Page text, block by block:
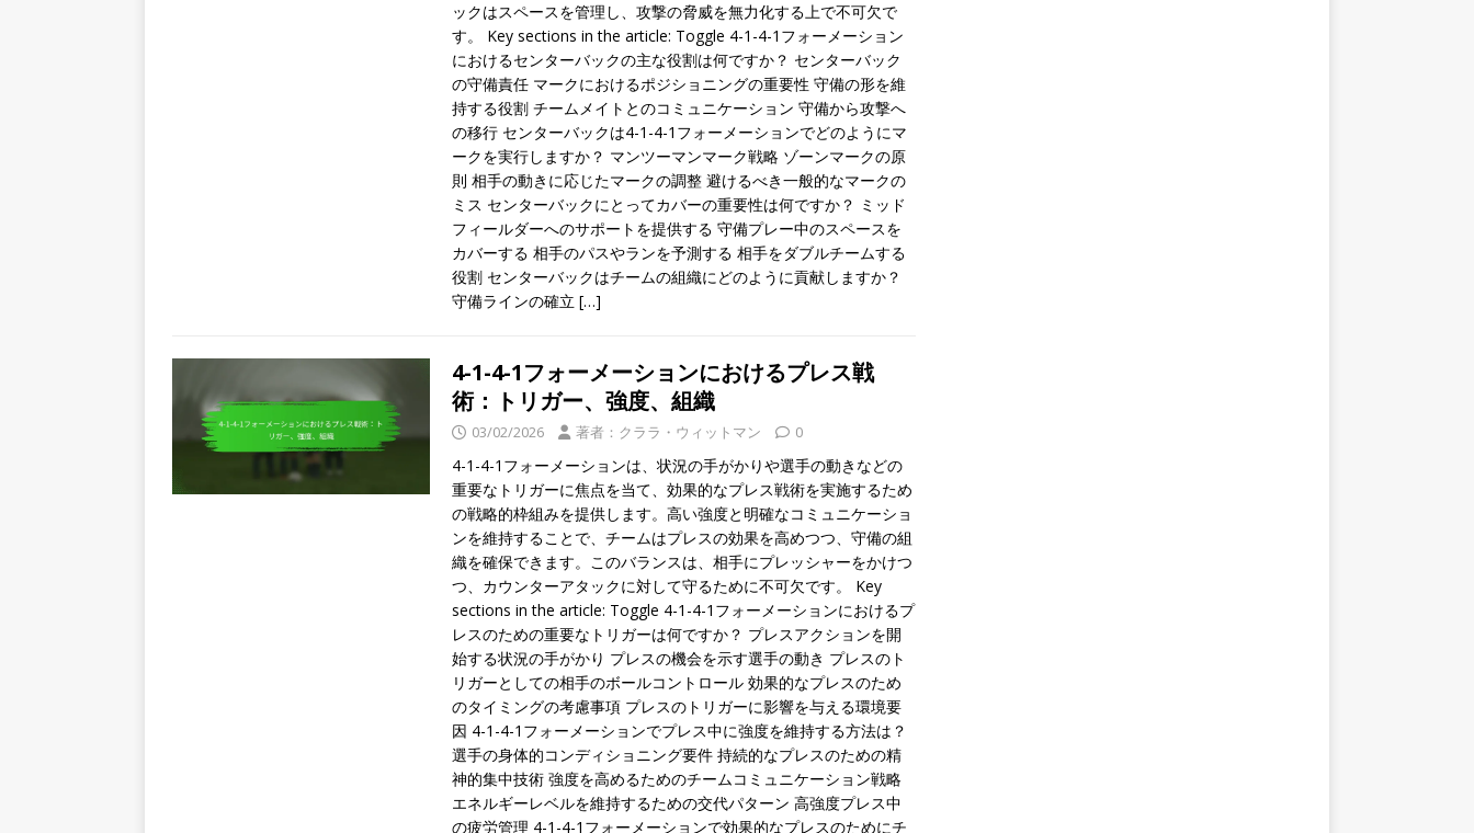
ックはスペースを管理し、攻撃の脅威を無力化する上で不可欠で
す。 Key sections in the article: Toggle 4-1-4-1フォーメーション
におけるセンターバックの主な役割は何ですか？ センターバック
の守備責任 マークにおけるポジショニングの重要性 守備の形を維
持する役割 チームメイトとのコミュニケーション 守備から攻撃へ
の移行 センターバックは4-1-4-1フォーメーションでどのようにマ
ークを実行しますか？ マンツーマンマーク戦略 ゾーンマークの原
則 相手の動きに応じたマークの調整 避けるべき一般的なマークの
ミス センターバックにとってカバーの重要性は何ですか？ ミッド
フィールダーへのサポートを提供する 守備プレー中のスペースを
カバーする 相手のパスやランを予測する 相手をダブルチームする
役割 センターバックはチームの組織にどのように貢献しますか？
守備ラインの確立 […]
4-1-4-1フォーメーションにおけるプレス戦
術：トリガー、強度、組織
03/02/2026 著者：クララ・ウィットマン 0
4-1-4-1フォーメーションは、状況の手がかりや選手の動きなどの
重要なトリガーに焦点を当て、効果的なプレス戦術を実施するため
の戦略的枠組みを提供します。高い強度と明確なコミュニケーショ
ンを維持することで、チームはプレスの効果を高めつつ、守備の組
織を確保できます。このバランスは、相手にプレッシャーをかけつ
つ、カウンターアタックに対して守るために不可欠です。 Key
sections in the article: Toggle 4-1-4-1フォーメーションにおけるプ
レスのための重要なトリガーは何ですか？ プレスアクションを開
始する状況の手がかり プレスの機会を示す選手の動き プレスのト
リガーとしての相手のボールコントロール 効果的なプレスのため
のタイミングの考慮事項 プレスのトリガーに影響を与える環境要
因 4-1-4-1フォーメーションでプレス中に強度を維持する方法は？
選手の身体的コンディショニング要件 持続的なプレスのための精
神的集中技術 強度を高めるためのチームコミュニケーション戦略
エネルギーレベルを維持するための交代パターン 高強度プレス中
の疲労管理 4-1-4-1フォーメーションで効果的なプレスのためにチ